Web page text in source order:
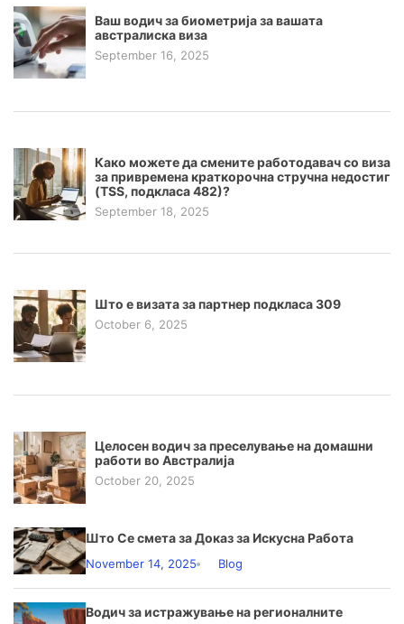
Ваш водич за биометрија за вашата
австралиска виза
September 16, 2025
Како можете да смените работодавач со виза
за привремена краткорочна стручна недостиг
(TSS, подкласа 482)?
September 18, 2025
Што е визата за партнер подкласа 309
October 6, 2025
Целосен водич за преселување на домашни
работи во Австралија
October 20, 2025
Што Се смета за Доказ за Искусна Работа
November 14, 2025 Blog
Водич за истражување на регионалните